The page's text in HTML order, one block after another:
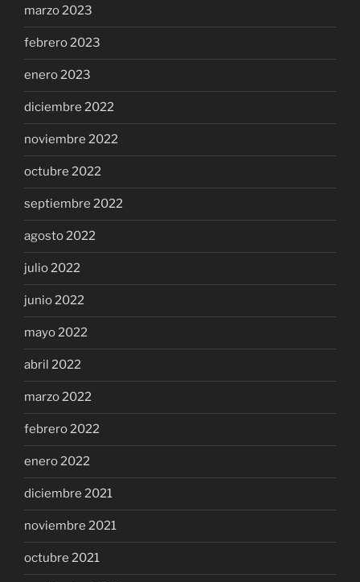
marzo 2023
febrero 2023
enero 2023
diciembre 2022
noviembre 2022
octubre 2022
septiembre 2022
agosto 2022
julio 2022
junio 2022
mayo 2022
abril 2022
marzo 2022
febrero 2022
enero 2022
diciembre 2021
noviembre 2021
octubre 2021